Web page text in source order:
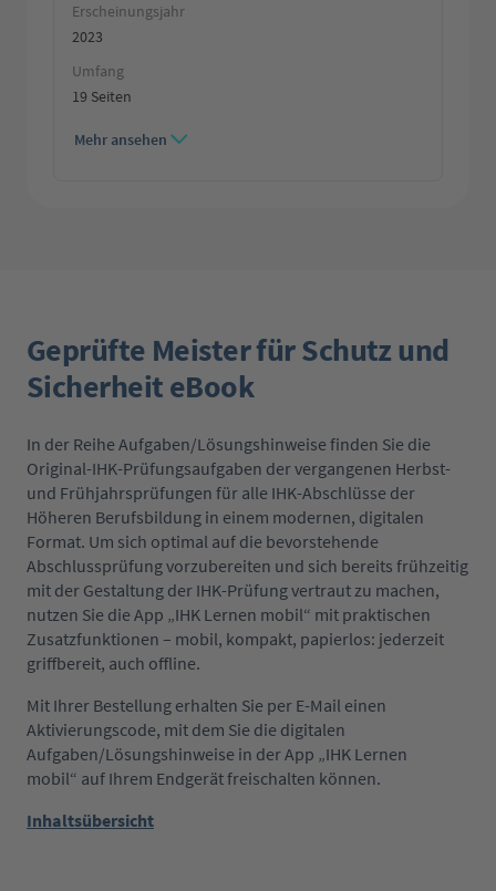
Erscheinungsjahr
2023
Umfang
19 Seiten
Mehr ansehen
Geprüfte Meister für Schutz und
Sicherheit eBook
In der Reihe Aufgaben/Lösungshinweise finden Sie die
Original-IHK-Prüfungsaufgaben der vergangenen Herbst-
und Frühjahrsprüfungen für alle IHK-Abschlüsse der
Höheren Berufsbildung in einem modernen, digitalen
Format. Um sich optimal auf die bevorstehende
Abschlussprüfung vorzubereiten und sich bereits frühzeitig
mit der Gestaltung der IHK-Prüfung vertraut zu machen,
nutzen Sie die App „IHK Lernen mobil“ mit praktischen
Zusatzfunktionen – mobil, kompakt, papierlos: jederzeit
griffbereit, auch offline.
Mit Ihrer Bestellung erhalten Sie per E-Mail einen
Aktivierungscode, mit dem Sie die digitalen
Aufgaben/Lösungshinweise in der App „IHK Lernen
mobil“ auf Ihrem Endgerät freischalten können.
Inhaltsübersicht